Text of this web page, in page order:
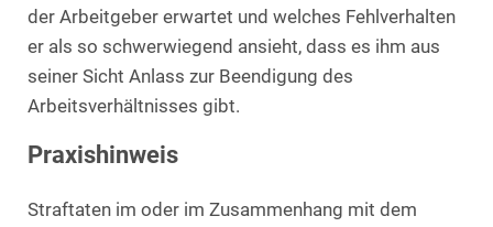
der Arbeitgeber erwartet und welches Fehlverhalten
er als so schwerwiegend ansieht, dass es ihm aus
seiner Sicht Anlass zur Beendigung des
Arbeitsverhältnisses gibt.
Praxishinweis
Straftaten im oder im Zusammenhang mit dem